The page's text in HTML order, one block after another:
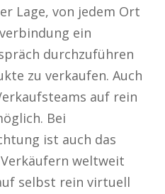
Lage, von jedem Ort
ein
durchzuführen
zu verkaufen. Auch
auf rein
Bei
ist auch das
weltweit
selbst rein virtuell